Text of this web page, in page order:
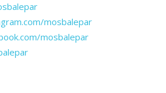
mosbalepar
mosbalepar